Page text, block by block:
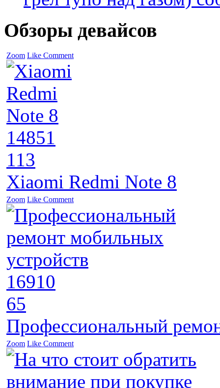
Обзоры девайсов
Zoom Like Comment
14851
113
Xiaomi Redmi Note 8
Zoom Like Comment
16910
65
Профессиональный
Zoom Like Comment